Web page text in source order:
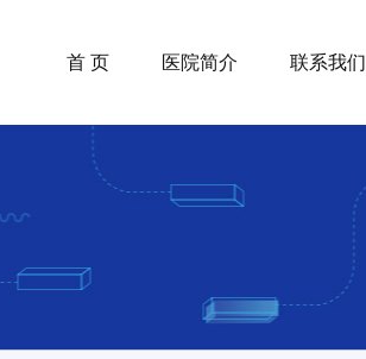
首 页 医院简介 联系我们